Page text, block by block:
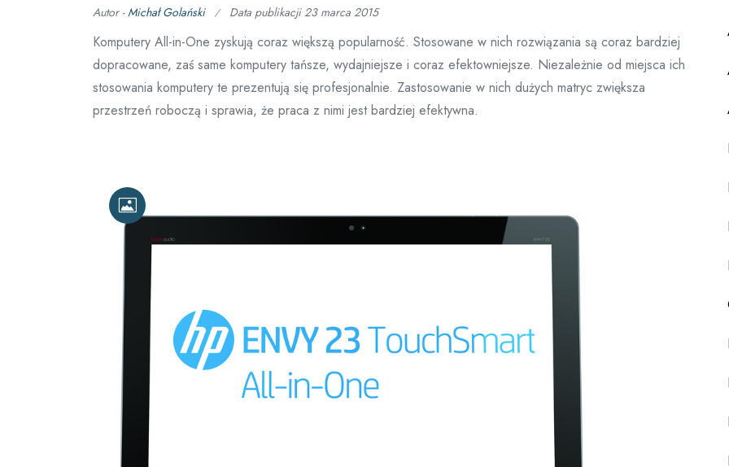
Autor -Michał Golański Data publikacji23 marca 2015
Komputery All-in-One zyskują coraz większą popularność. Stosowane w nich rozwiązania są coraz bardziej
dopracowane, zaś same komputery tańsze, wydajniejsze i coraz efektowniejsze. Niezależnie od miejsca ich
stosowania komputery te prezentują się profesjonalnie. Zastosowanie w nich dużych matryc zwiększa
przestrzeń roboczą i sprawia, że praca z nimi jest bardziej efektywna.